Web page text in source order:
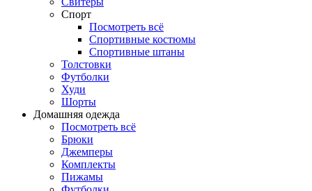
Спорт
Посмотреть всё
Спортивные костюмы
Спортивные штаны
Толстовки
Футболки
Худи
Шорты
Домашняя одежда
Посмотреть всё
Брюки
Джемперы
Комплекты
Пижамы